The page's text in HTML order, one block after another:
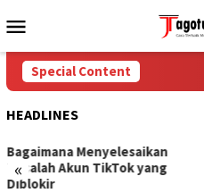
to
Menu
Special Content
HEADLINES
«
Bagaimana Menyelesaikan
Masalah Akun TikTok yang
Diblokir